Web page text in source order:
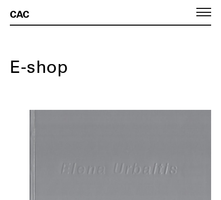
CAC
E-shop